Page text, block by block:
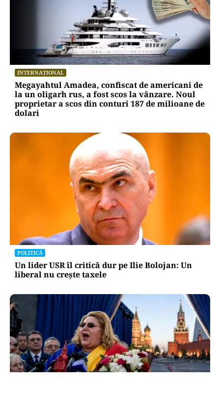
INTERNAȚIONAL
Megayahtul Amadea, confiscat de americani de
la un oligarh rus, a fost scos la vânzare. Noul
proprietar a scos din conturi 187 de milioane de
dolari
POLITICĂ
Un lider USR îl critică dur pe Ilie Bolojan: Un
liberal nu crește taxele